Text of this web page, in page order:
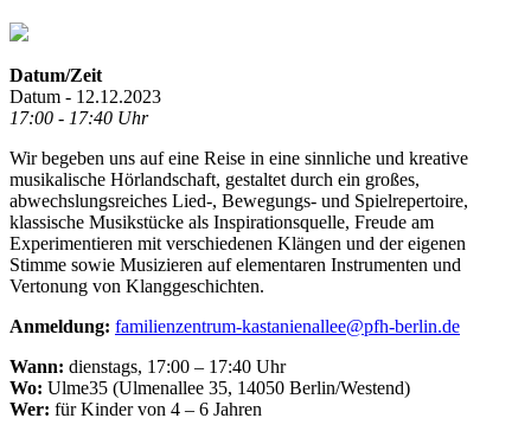
Datum/Zeit
Datum - 12.12.2023
17:00 - 17:40 Uhr
Wir begeben uns auf eine Reise in eine sinnliche und kreative
musikalische Hörlandschaft, gestaltet durch ein großes,
abwechslungsreiches Lied-, Bewegungs- und Spielrepertoire,
klassische Musikstücke als Inspirationsquelle, Freude am
Experimentieren mit verschiedenen Klängen und der eigenen
Stimme sowie Musizieren auf elementaren Instrumenten und
Vertonung von Klanggeschichten.
Anmeldung: familienzentrum-kastanienallee@pfh-berlin.de
Wann: dienstags, 17:00 – 17:40 Uhr
Wo: Ulme35 (Ulmenallee 35, 14050 Berlin/Westend)
Wer: für Kinder von 4 – 6 Jahren